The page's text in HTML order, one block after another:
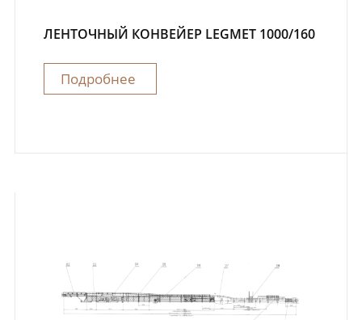
ЛЕНТОЧНЫЙ КОНВЕЙЕР LEGMET 1000/160
Подробнее